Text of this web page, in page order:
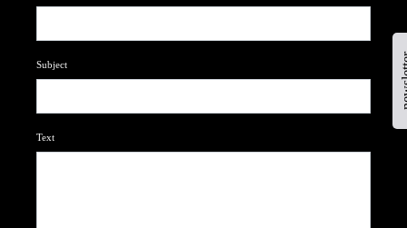
Subject
Text